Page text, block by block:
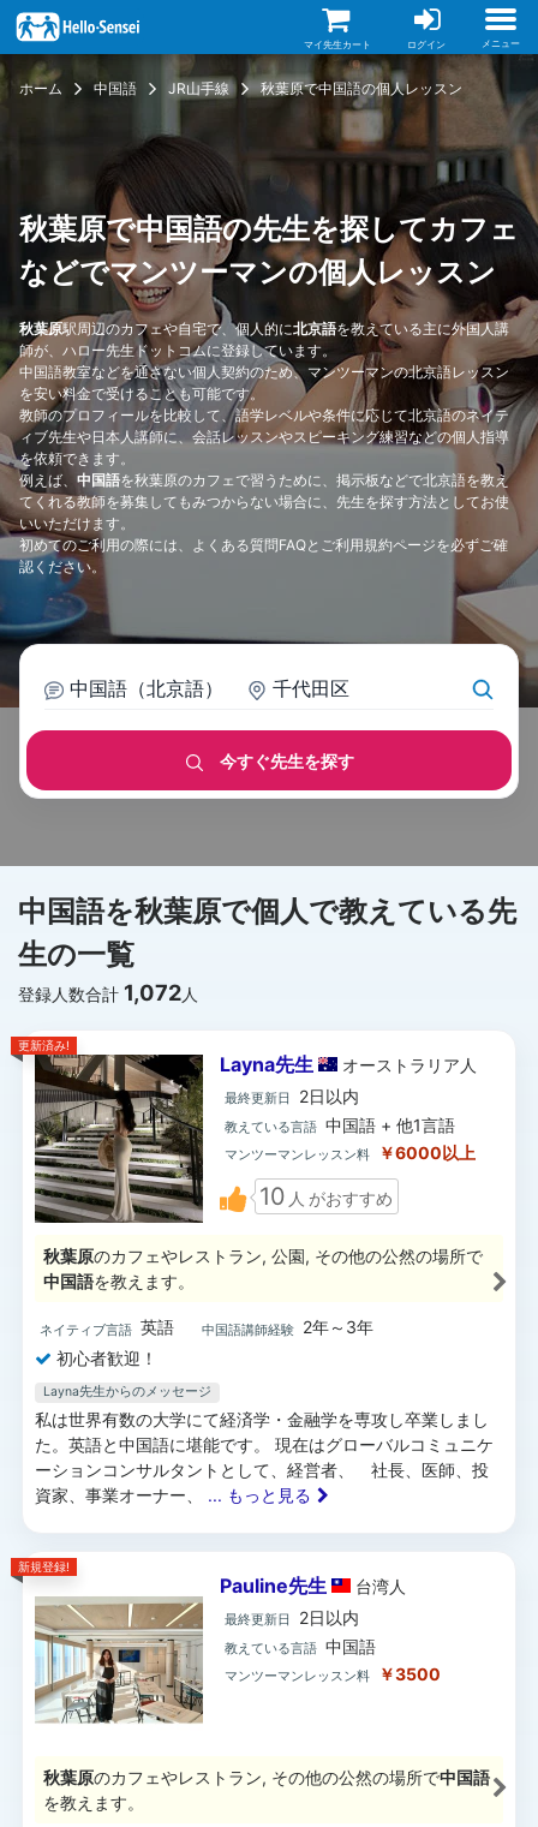
イ
ン
コ
ン
マイ先生カート ログイン メニュー
ホーム 中国語 JR山手線 秋葉原で中国語の個人レッスン
秋葉原で中国語の先生を探してカフェ
などでマンツーマンの個人レッスン
秋葉原駅周辺のカフェや自宅で、個人的に北京語を教えている主に外国人講
師が、ハロー先生ドットコムに登録しています。
中国語教室などを通さない個人契約のため、マンツーマンの北京語レッスン
を安い料金で受けることも可能です。
教師のプロフィールを比較して、語学レベルや条件に応じて北京語のネイテ
ィブ先生や日本人講師に、会話レッスンやスピーキング練習などの個人指導
を依頼できます。
例えば、 中国語を秋葉原のカフェで習うために、掲示板などで北京語を教え
てくれる教師を募集してもみつからない場合に、先生を探す方法としてお使
いいただけます。
初めてのご利用の際には、 よくある質問FAQと ご利用規約ページを必ずご確
認ください。
中国語（北京語） 千代田区
今すぐ先生を探す
中国語を秋葉原で個人で教えている先
生の一覧
登録人数合計 1,072人
更新済み!
Layna先生 オーストラリア 人
最終更新日 2日以内
教えている言語 中国語 + 他1言語
マンツーマンレッスン料 ￥6000以上
10 人 がおすすめ
秋葉原のカフェやレストラン, 公園, その他の公然の場所で
中国語を教えます。
ネイティブ言語 英語 中国語講師経験
2年～3年
初心者歓迎！
Layna先生からのメッセージ
私は世界有数の大学にて経済学・金融学を専攻し卒業しまし
た。英語と中国語に堪能です。 現在はグローバルコミュニケ
ーションコンサルタントとして、経営者、 社長、医師、投
資家、事業オーナー、 ... もっと見る
新規登録!
Pauline先生 台湾人
最終更新日 2日以内
教えている言語 中国語
マンツーマンレッスン料 ￥3500
秋葉原のカフェやレストラン, その他の公然の場所で中国語
を教えます。